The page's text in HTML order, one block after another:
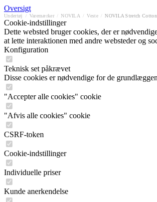
Oversigt
Undertøj Varemærker NOVILA Veste NOVILA Stretch
Cookie-indstillinger
Dette websted bruger cookies, der er
at lette interaktionen med andre websteder og
Konfiguration
Teknisk set påkrævet
Disse cookies er nødvendige for de
"Accepter alle cookies" cookie
"Afvis alle cookies" cookie
CSRF-token
Cookie-indstillinger
Individuelle priser
Kunde anerkendelse